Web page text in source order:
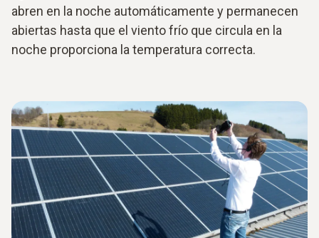
abren en la noche automáticamente y permanecen
abiertas hasta que el viento frío que circula en la
noche proporciona la temperatura correcta.